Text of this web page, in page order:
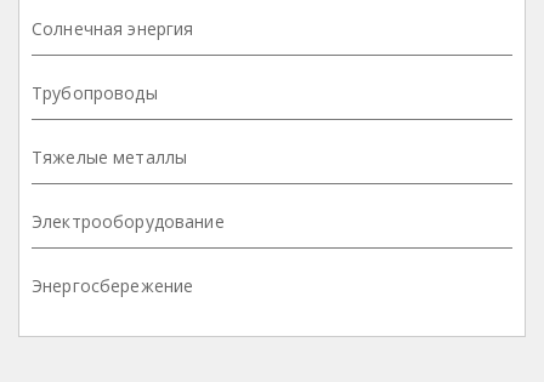
Солнечная энергия
Трубопроводы
Тяжелые металлы
Электрооборудование
Энергосбережение